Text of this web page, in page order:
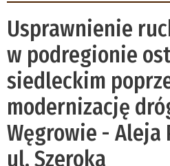
Usprawnienie
w podregionie
siedleckim
modernizację
Węgrowie - Aleja
ul. Szeroka